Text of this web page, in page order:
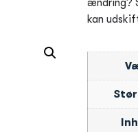
ændring?
kan